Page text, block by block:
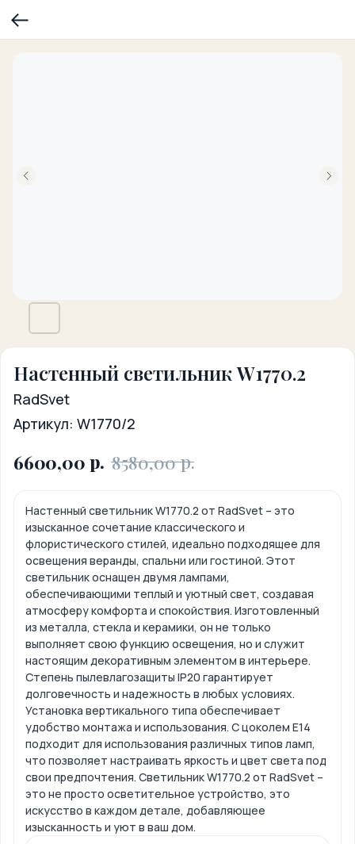
Настенный светильник W1770.2
RadSvet
Артикул: W1770/2
6600,00 р. 8580,00 р.
Настенный светильник W1770.2 от RadSvet – это
изысканное сочетание классического и
флористического стилей, идеально подходящее для
освещения веранды, спальни или гостиной. Этот
светильник оснащен двумя лампами,
обеспечивающими теплый и уютный свет, создавая
атмосферу комфорта и спокойствия. Изготовленный
из металла, стекла и керамики, он не только
выполняет свою функцию освещения, но и служит
настоящим декоративным элементом в интерьере.
Степень пылевлагозащиты IP20 гарантирует
долговечность и надежность в любых условиях.
Установка вертикального типа обеспечивает
удобство монтажа и использования. С цоколем Е14
подходит для использования различных типов ламп,
что позволяет настраивать яркость и цвет света под
свои предпочтения. Светильник W1770.2 от RadSvet –
это не просто осветительное устройство, это
искусство в каждом детале, добавляющее
изысканность и уют в ваш дом.